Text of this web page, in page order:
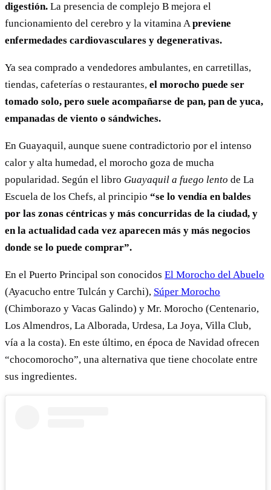
digestión. La presencia de complejo B mejora el
funcionamiento del cerebro y la vitamina Apreviene
enfermedades cardiovasculares y degenerativas.
Ya sea comprado a vendedores ambulantes, en carretillas,
tiendas, cafeterías o restaurantes, el morocho puede ser
tomado solo, pero suele acompañarse de pan, pan de yuca,
empanadas de viento o sándwiches.
En Guayaquil, aunque suene contradictorio por el intenso
calor y alta humedad, el morocho goza de mucha
popularidad. Según el libro Guayaquil a fuego lento de La
Escuela de los Chefs, al principio “se lo vendía en baldes
por las zonas céntricas y más concurridas de la ciudad, y
en la actualidad cada vez aparecen más y más negocios
donde se lo puede comprar”.
En el Puerto Principal son conocidos El Morocho del Abuelo
(Ayacucho entre Tulcán y Carchi), Súper Morocho
(Chimborazo y Vacas Galindo) y Mr. Morocho (Centenario,
Los Almendros, La Alborada, Urdesa, La Joya, Villa Club,
vía a la costa). En este último, en época de Navidad ofrecen
“chocomorocho”, una alternativa que tiene chocolate entre
sus ingredientes.